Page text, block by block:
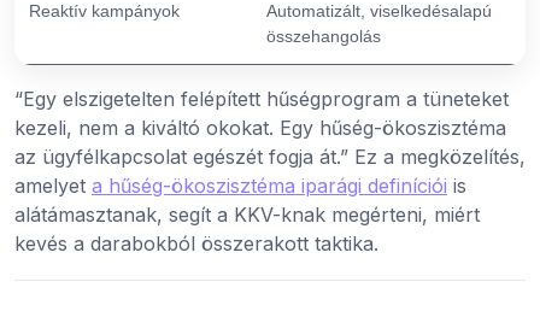
Reaktív kampányok
Automatizált, viselkedésalapú
összehangolás
“Egy elszigetelten felépített hűségprogram a tüneteket
kezeli, nem a kiváltó okokat. Egy hűség-ökoszisztéma
az ügyfélkapcsolat egészét fogja át.” Ez a megközelítés,
amelyet a hűség-ökoszisztéma iparági definíciói is
alátámasztanak, segít a KKV-knak megérteni, miért
kevés a darabokból összerakott taktika.